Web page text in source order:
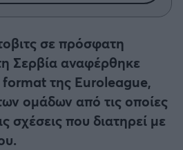
σε πρόσφατη
Σερβία αναφέρθηκε
της Euroleague,
ομάδων από τις οποίες
σχέσεις που διατηρεί με